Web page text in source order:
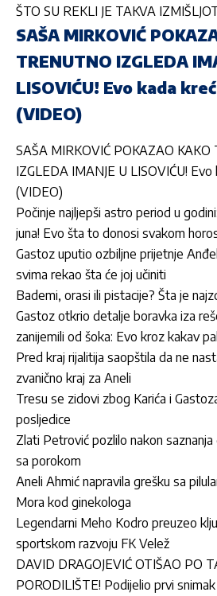
ŠTO SU REKLI JE TAKVA
SAŠA MIRKOVIĆ
TRENUTNO IZGLEDA
LISOVIĆU! Evo kada
(VIDEO)
SAŠA MIRKOVIĆ POKAZAO
IZGLEDA IMANJE U LISOVIĆU!
(VIDEO)
Počinje najljepši astro period u
juna! Evo šta to donosi svakom
Gastoz uputio ozbiljne prijetnje
svima rekao šta će joj učiniti
Bademi, orasi ili pistacije? Šta je
Gastoz otkrio detalje boravka iza
zanijemili od šoka: Evo kroz kakav
Pred kraj rijalitija saopštila da ne
zvanično kraj za Aneli
Tresu se zidovi zbog Karića i
posljedice
Zlati Petrović pozlilo nakon
sa porokom
Aneli Ahmić napravila grešku sa
Mora kod ginekologa
Legendarni Meho Kodro preuzeo
sportskom razvoju FK Velež
DAVID DRAGOJEVIĆ OTIŠAO PO
PORODILIŠTE! Podijelio prvi